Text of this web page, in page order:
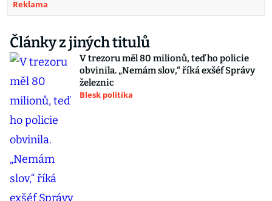
Reklama
Články z jiných titulů
V trezoru měl 80 milionů, teď ho policie
obvinila. „Nemám slov,“ říká exšéf Správy
železnic
Blesk politika